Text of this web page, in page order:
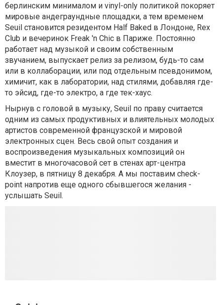
берлинским минималом и vinyl-only политикой покоряет
мировые андеграундные площадки, а тем временем
Seuil становится резидентом Half Baked в Лондоне, Rex
Club и вечеринок Freak 'n Chic в Париже. Постоянно
работает над музыкой и своим собственным
звучанием, выпускает релиз за релизом, будь-то сам
или в коллаборации, или под отдельным псевдонимом,
химичит, как в лаборатории, над стилями, добавляя где-
то эйсид, где-то электро, а где тек-хаус.
Нырнув с головой в музыку, Seuil по праву считается
одним из самых продуктивных и влиятельных молодых
артистов современной французской и мировой
электронных сцен. Весь свой опыт создания и
воспроизведения музыкальных композиций он
вместит в многочасовой сет в стенах арт-центра
Клоузер, в пятницу 8 декабря. А мы поставим check-
point напротив еще одного сбывшегося желания -
услышать Seuil.